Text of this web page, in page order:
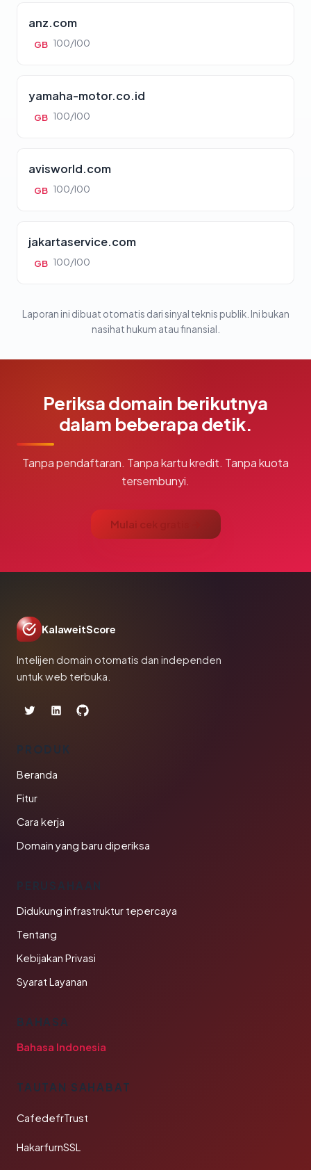
anz.com
GB 100/100
yamaha-motor.co.id
GB 100/100
avisworld.com
GB 100/100
jakartaservice.com
GB 100/100
Laporan ini dibuat otomatis dari sinyal teknis publik. Ini bukan
nasihat hukum atau finansial.
Periksa domain berikutnya
dalam beberapa detik.
Tanpa pendaftaran. Tanpa kartu kredit. Tanpa kuota
tersembunyi.
Mulai cek gratis →
KalaweitScore
Intelijen domain otomatis dan independen
untuk web terbuka.
PRODUK
Beranda
Fitur
Cara kerja
Domain yang baru diperiksa
PERUSAHAAN
Didukung infrastruktur tepercaya
Tentang
Kebijakan Privasi
Syarat Layanan
BAHASA
Bahasa Indonesia
TAUTAN SAHABAT
CafedefrTrust
HakarfurnSSL